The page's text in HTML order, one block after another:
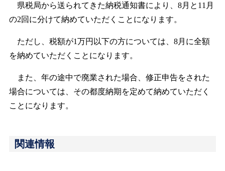
県税局から送られてきた納税通知書により、8月と11月
の2回に分けて納めていただくことになります。
ただし、税額が1万円以下の方については、8月に全額
を納めていただくことになります。
また、年の途中で廃業された場合、修正申告をされた
場合については、その都度納期を定めて納めていただく
ことになります。
関連情報